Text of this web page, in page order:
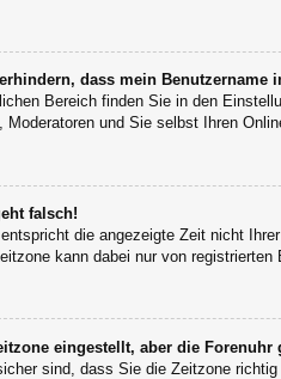
dass mein Benutzername
Bereich finden Sie in den
Moderatoren und Sie selbst Ihren
falsch!
die angezeigte Zeit nicht
kann dabei nur von
eingestellt, aber die Forenuhr
sind, dass Sie die Zeitzone